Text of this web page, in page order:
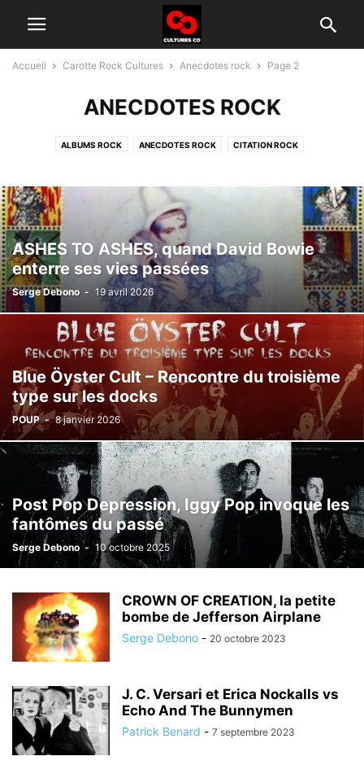
Accueil Carotte Rock Cultures Anecdotes rock Page 2
ANECDOTES ROCK
ALBUMS ROCK ANECDOTES ROCK CITATION ROCK
TÉLÉ ROCK
ASHES TO ASHES, quand David Bowie
enterre ses vies passées
Serge Debono - 19 avril 2026
Blue Öyster Cult – Rencontre du troisième
type sur les docks
POUP - 8 janvier 2026
Post Pop Depression, Iggy Pop invoque les
fantômes du passé
Serge Debono - 10 octobre 2025
CROWN OF CREATION, la petite
bombe de Jefferson Airplane
Serge Debono - 20 octobre 2023
J. C. Versari et Erica Nockalls vs
Echo And The Bunnymen
Patrick Benard - 7 septembre 2023